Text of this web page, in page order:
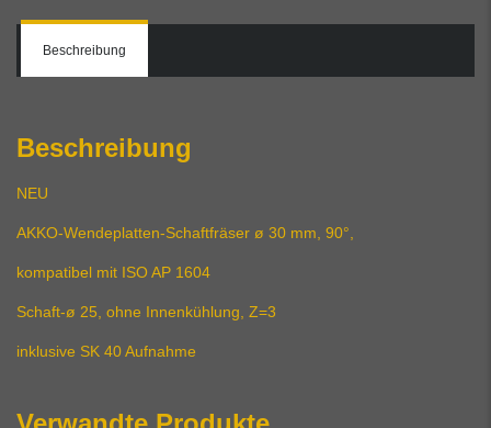
Beschreibung
Beschreibung
NEU
AKKO-Wendeplatten-Schaftfräser ø 30 mm, 90°,
kompatibel mit ISO AP 1604
Schaft-ø 25, ohne Innenkühlung, Z=3
inklusive SK 40 Aufnahme